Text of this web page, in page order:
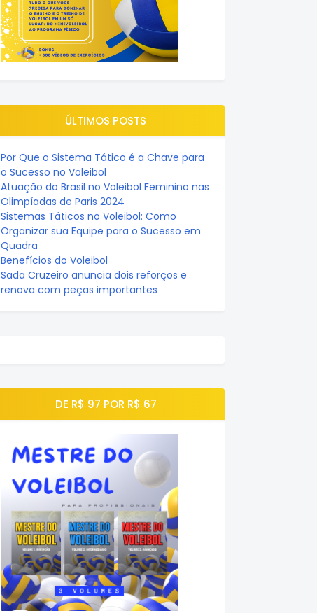
ÚLTIMOS POSTS
Por Que o Sistema Tático é a Chave para
o Sucesso no Voleibol
Atuação do Brasil no Voleibol Feminino nas
Olimpíadas de Paris 2024
Sistemas Táticos no Voleibol: Como
Organizar sua Equipe para o Sucesso em
Quadra
Benefícios do Voleibol
Sada Cruzeiro anuncia dois reforços e
renova com peças importantes
DE R$ 97 POR R$ 67